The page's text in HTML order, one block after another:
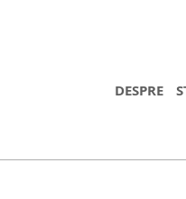
DESPRE